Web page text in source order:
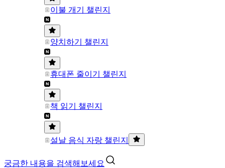
이불 개기 챌린지
양치하기 챌린지
휴대폰 줄이기 챌린지
책 읽기 챌린지
설날 음식 자랑 챌린지
궁금한 내용을 검색해보세요